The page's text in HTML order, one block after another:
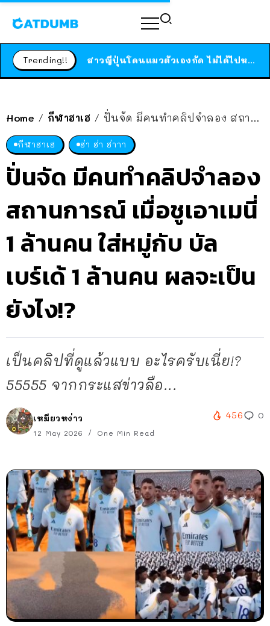
Trending!! ได้เวลาเด็กหนวดรวมตัว RF Online Next เปิดให้เล่นแล้ว เกม Sci-Fi MMORPG ระดับตำนาน เล่นได้ทั้งมือถือและ PC
Home / กีฬาฮาเฮ / ปั่นจัด มีคนทำคลิปจำลอง สถานการณ์ เมื่อชูเอาเมนี่ 1 ล้านคน ใส่หมู่กับ บัลเบร์เด้ 1 ล้านคน ผลจะเป็นยังไง!?
กีฬาฮาเฮ ฮ่า ฮ่า ฮ่าาา
ปั่นจัด มีคนทำคลิปจำลอง
สถานการณ์ เมื่อชูเอาเมนี่
1 ล้านคน ใส่หมู่กับ บัล
เบร์เด้ 1 ล้านคน ผลจะเป็น
ยังไง!?
เป็นคลิปที่ดูแล้วแบบ อะไรครับเนี่ย!?
55555 จากกระแสข่าวลือ...
เหมียวหง่าว
12 May 2026 One Min Read
456 0